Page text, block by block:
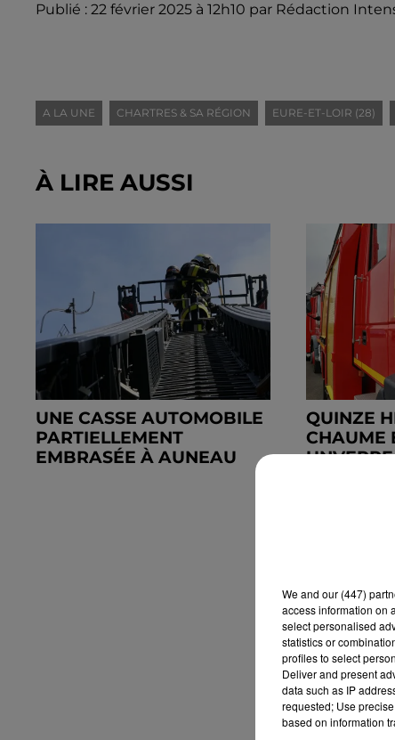
Publié : 22 février 2025 à 12h10 par Rédaction
A LA UNE CHARTRES & SA RÉGION EURE-ET-LOIR (28)
À LIRE AUSSI
UNE CASSE AUTOMOBILE
PARTIELLEMENT
EMBRASÉE À AUNEAU
QUINZE
CHAUME
UNVERRE
We and our (447)
access information on
select personalised
statistics or
profiles to select
Deliver and present
data such as IP
requested; Use
based on information